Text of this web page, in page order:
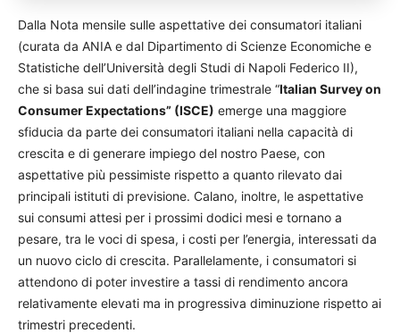
Dalla Nota mensile sulle aspettative dei consumatori italiani
(curata da ANIA e dal Dipartimento di Scienze Economiche e
Statistiche dell’Università degli Studi di Napoli Federico II),
che si basa sui dati dell’indagine trimestrale “Italian Survey on
Consumer Expectations” (ISCE) emerge una maggiore
sfiducia da parte dei consumatori italiani nella capacità di
crescita e di generare impiego del nostro Paese, con
aspettative più pessimiste rispetto a quanto rilevato dai
principali istituti di previsione. Calano, inoltre, le aspettative
sui consumi attesi per i prossimi dodici mesi e tornano a
pesare, tra le voci di spesa, i costi per l’energia, interessati da
un nuovo ciclo di crescita. Parallelamente, i consumatori si
attendono di poter investire a tassi di rendimento ancora
relativamente elevati ma in progressiva diminuzione rispetto ai
trimestri precedenti.